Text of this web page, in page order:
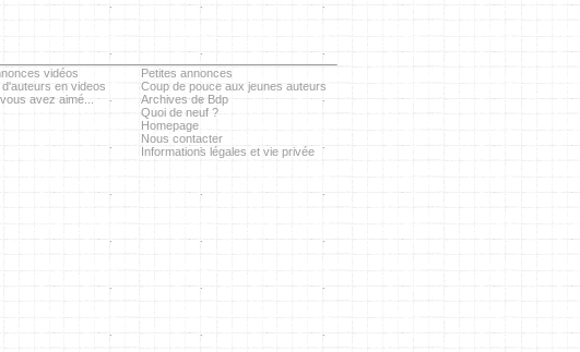
vidéos
en videos
avez aimé...
Petites annonces
Coup de pouce aux jeunes auteurs
Archives de Bdp
Quoi de neuf ?
Homepage
Nous contacter
Informations légales et vie privée